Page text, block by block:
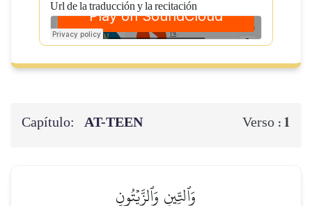
Url de la traducción y la recitación
Capítulo: AT-TEEN Verso : 1
وَٱلتِّينِ وَٱلزَّيۡتُونِ